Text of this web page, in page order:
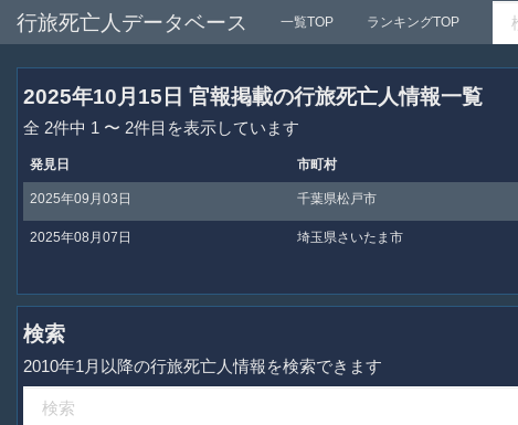
行旅死亡人データベース 一覧TOP ランキングTOP
2025年10月15日 官報掲載の行旅死亡人情報一覧
全 2件中 1 〜 2件目を表示しています
発見日 市町村
2025年09月03日 千葉県松戸市
2025年08月07日 埼玉県さいたま市
検索
2010年1月以降の行旅死亡人情報を検索できます